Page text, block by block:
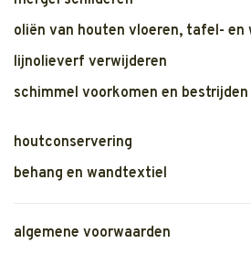
oliën van houten vloeren, tafel- en
lijnolieverf verwijderen
schimmel voorkomen en bestrijden
houtconservering
behang en wandtextiel
algemene voorwaarden